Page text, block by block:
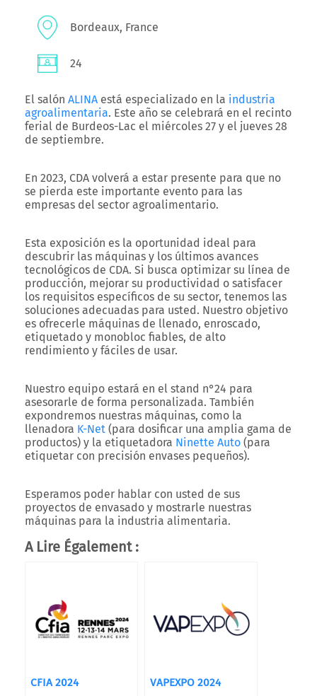
Bordeaux, France
24
El salón ALINA está especializado en la industria
agroalimentaria. Este año se celebrará en el recinto
ferial de Burdeos-Lac el miércoles 27 y el jueves 28
de septiembre.
En 2023, CDA volverá a estar presente para que no
se pierda este importante evento para las
empresas del sector agroalimentario.
Esta exposición es la oportunidad ideal para
descubrir las máquinas y los últimos avances
tecnológicos de CDA. Si busca optimizar su línea de
producción, mejorar su productividad o satisfacer
los requisitos específicos de su sector, tenemos las
soluciones adecuadas para usted. Nuestro objetivo
es ofrecerle máquinas de llenado, enroscado,
etiquetado y monobloc fiables, de alto
rendimiento y fáciles de usar.
Nuestro equipo estará en el stand n°24 para
asesorarle de forma personalizada. También
expondremos nuestras máquinas, como la
llenadora K-Net (para dosificar una amplia gama de
productos) y la etiquetadora Ninette Auto (para
etiquetar con precisión envases pequeños).
Esperamos poder hablar con usted de sus
proyectos de envasado y mostrarle nuestras
máquinas para la industria alimentaria.
A Lire Également :
CFIA 2024 VAPEXPO 2024